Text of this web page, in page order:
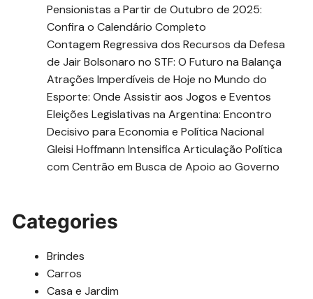
Pensionistas a Partir de Outubro de 2025:
Confira o Calendário Completo
Contagem Regressiva dos Recursos da Defesa
de Jair Bolsonaro no STF: O Futuro na Balança
Atrações Imperdíveis de Hoje no Mundo do
Esporte: Onde Assistir aos Jogos e Eventos
Eleições Legislativas na Argentina: Encontro
Decisivo para Economia e Política Nacional
Gleisi Hoffmann Intensifica Articulação Política
com Centrão em Busca de Apoio ao Governo
Categories
Brindes
Carros
Casa e Jardim